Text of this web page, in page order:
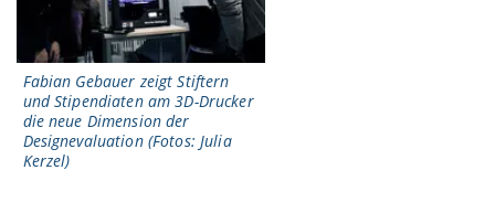
Fabian Gebauer zeigt Stiftern
und Stipendiaten am 3D-Drucker
die neue Dimension der
Designevaluation (Fotos: Julia
Kerzel)